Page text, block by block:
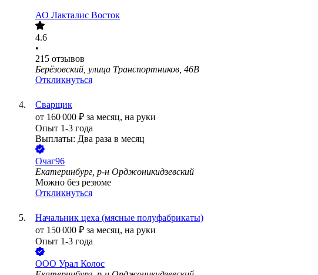
АО Лакталис Восток
4.6
•
215 отзывов
Берёзовский, улица Транспортников, 46В
Откликнуться
Сварщик
от 160 000 ₽ за месяц, на руки
Опыт 1-3 года
Выплаты: Два раза в месяц
Очаг96
Екатеринбург, р-н Орджоникидзевский
Можно без резюме
Откликнуться
Начальник цеха (мясные полуфабрикаты)
от 150 000 ₽ за месяц, на руки
Опыт 1-3 года
ООО Урал Колос